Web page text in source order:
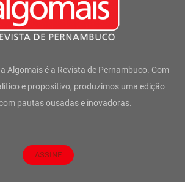
Algomais é a Revista de Pernambuco. Com
e propositivo, produzimos uma edição
pautas ousadas e inovadoras.
ASSINE